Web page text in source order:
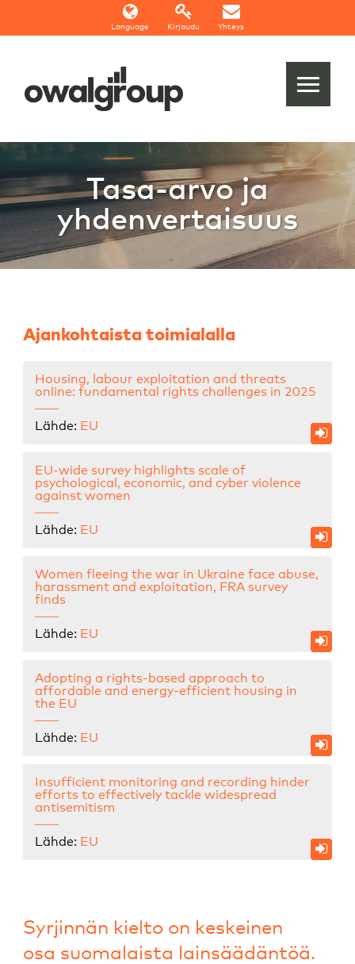
Language Kirjaudu Yhteys
Tasa-arvo ja
yhdenvertaisuus
Ajankohtaista toimialalla
Housing, labour exploitation and threats
online: fundamental rights challenges in 2025
Lähde: EU
EU-wide survey highlights scale of
psychological, economic, and cyber violence
against women
Lähde: EU
Women fleeing the war in Ukraine face abuse,
harassment and exploitation, FRA survey
finds
Lähde: EU
Adopting a rights-based approach to
affordable and energy-efficient housing in
the EU
Lähde: EU
Insufficient monitoring and recording hinder
efforts to effectively tackle widespread
antisemitism
Lähde: EU
Syrjinnän kielto on keskeinen
osa suomalaista lainsäädäntöä.